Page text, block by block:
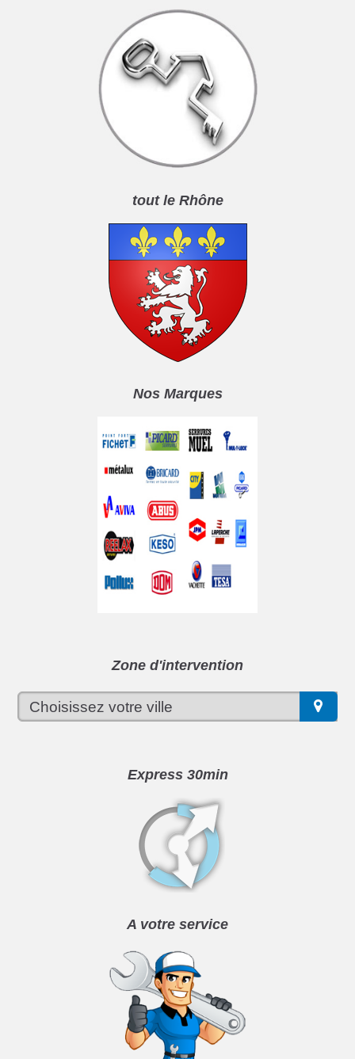
tout le Rhône
Nos Marques
Zone d'intervention
Express 30min
A votre service